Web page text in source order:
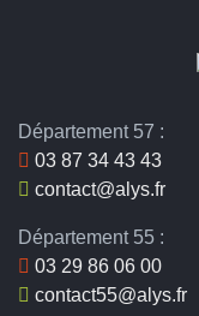
Département 57 :
03 87 34 43 43
contact@alys.fr
Département 55 :
03 29 86 06 00
contact55@alys.fr